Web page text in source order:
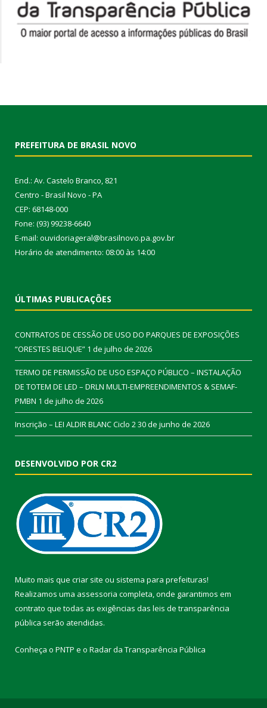
PREFEITURA DE BRASIL NOVO
End.: Av. Castelo Branco, 821
Centro - Brasil Novo - PA
CEP: 68148-000
Fone: (93) 99238-6640
E-mail: ouvidoriageral@brasilnovo.pa.gov.br
Horário de atendimento: 08:00 às 14:00
ÚLTIMAS PUBLICAÇÕES
CONTRATOS DE CESSÃO DE USO DO PARQUES DE EXPOSIÇÕES
“ORESTES BELIQUE” 1 de julho de 2026
TERMO DE PERMISSÃO DE USO ESPAÇO PÚBLICO – INSTALAÇÃO
DE TOTEM DE LED – DRLN MULTI-EMPREENDIMENTOS & SEMAF-
PMBN 1 de julho de 2026
Inscrição – LEI ALDIR BLANC Ciclo 230 de junho de 2026
DESENVOLVIDO POR CR2
Muito mais que criar site ou sistema para prefeituras!
Realizamos uma assessoria completa, onde garantimos em
contrato que todas as exigências das leis de transparência
pública serão atendidas.
Conheça o PNTP e o Radar da Transparência Pública